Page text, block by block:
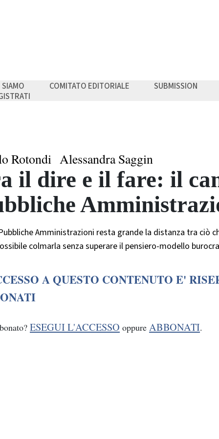
SIAMO COMITATO EDITORIALE
SUBMISSION
Rotondi Alessandra Saggin
il dire e il fare: il
Amministrazioni resta grande la distanza tra ciò
colmarla senza superare il pensiero-modello
A QUESTO CONTENUTO E'
ESEGUI L'ACCESSO oppure ABBONATI.